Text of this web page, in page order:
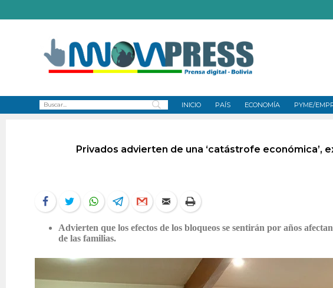
INICIO PAÍS ECONOMÍA PYME/
Privados advierten de una ‘catástrofe económica’,
Advierten que los efectos de los bloqueos se sentirán por años
de las familias.